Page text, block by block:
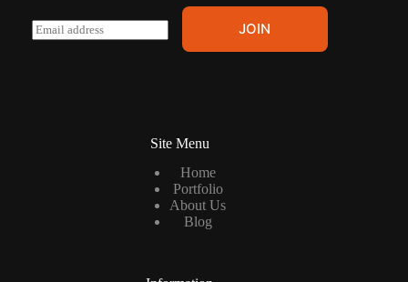
E
m
JOIN
Site Menu
Home
Portfolio
About Us
Blog